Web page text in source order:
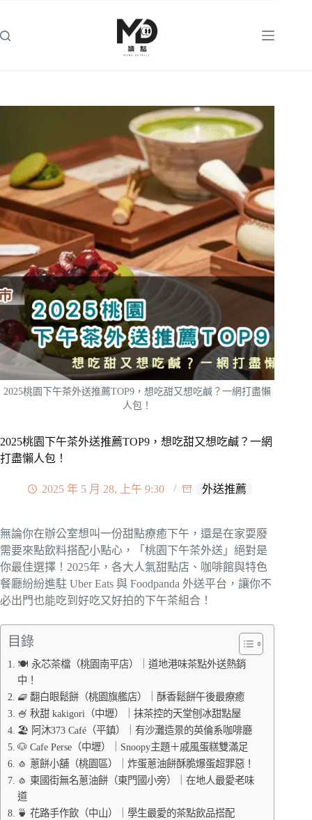
主
2025桃園下午茶外送推薦TOP9，想吃甜又想吃鹹？一網打盡懶
人包！
2025桃園下午茶外送推薦TOP9，想吃甜又想吃鹹？一網
打盡懶人包！
2025 年 5 月 28, 上午 9:30 外送推薦
無論你在辦公室想叫一份甜點療癒下午，還是在家耍廢
需要來點飲料搭配小點心，「桃園下午茶外送」絕對是
你最佳選擇！2025年，各大人氣甜點店、咖啡館與特色
餐廳紛紛進駐 Uber Eats 與 Foodpanda 外送平台，讓你不
必出門也能吃到好吃又好拍的下午茶組合！
目錄
🍽️ 永芯茶檔（桃園南平店）｜道地港味茶點外送熱銷
中！
🧇 翻白眼鬆餅（桃園旗艦店）｜酥香鬆餅午後最療癒
🍧 秋甜 kakigori（中壢）｜抹茶控的天堂刨冰甜點屋
🏖 阿沐373 Café（平鎮）｜有沙灘造景的英倫系咖啡廳
🐶 Cafe Perse（中壢）｜Snoopy主題＋戚風蛋糕雙滿足
🧄 蔥餅小舖（桃園區）｜炸蛋蔥油餅酥脆爆蛋超罪惡！
🧄 東國街無名蔥油餅（東門國小旁）｜在地人最愛老味
道
🍵 花路手作飲（中山）｜學生最愛的茶點飲品搭配